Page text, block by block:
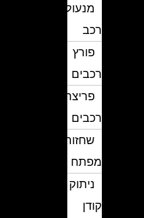
מנעולן
פורץ
רכבים
פריצת
רכבים
שחזור
מפתח
ניתוק